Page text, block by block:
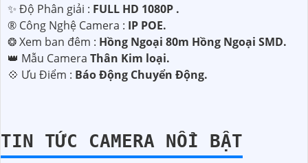
✨ Độ Phân giải : FULL HD 1080P .
®️ Công Nghệ Camera : IP POE.
❂ Xem ban đêm : Hồng Ngoại 80m Hồng Ngoại SMD.
👑 Mẫu Camera Thân Kim loại.
️💠 Ưu Điểm : Báo Động Chuyển Động.
TIN TỨC CAMERA NỔI BẬT